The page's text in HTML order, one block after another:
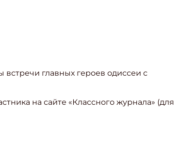
главных героев одиссеи c
на сайте «Классного журнала» (для